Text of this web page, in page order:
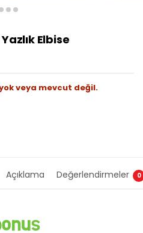
Elbise
veya mevcut değil.
Açıklama Değerlendirmeler 0